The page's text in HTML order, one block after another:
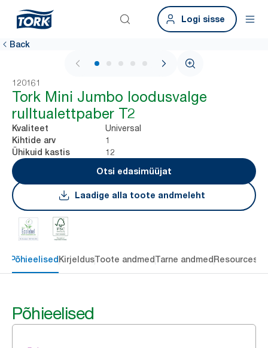
Logi sisse
Back
1 / 6
120161
Tork Mini Jumbo loodusvalge
rulltualettpaber T2
Kvaliteet Universal
Kihtide arv 1
Ühikuid kastis
12
Otsi edasimüüjat
Laadige alla toote andmeleht
Põhieelised KirjeldusToote andmedTarne andmed Resources
Põhieelised